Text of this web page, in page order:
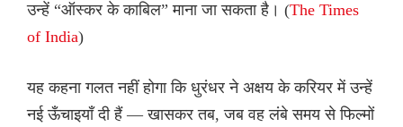
उन्हें “ऑस्कर के काबिल” माना जा सकता है। (The Times
of India)
यह कहना गलत नहीं होगा कि धुरंधर ने अक्षय के करियर में उन्हें
नई ऊँचाइयाँ दी हैं — खासकर तब, जब वह लंबे समय से फिल्मों